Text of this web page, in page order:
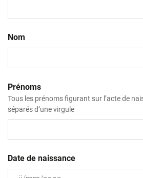
Nom
Prénoms
Tous les prénoms figurant sur l’acte de
séparés d’une virgule
Date de naissance